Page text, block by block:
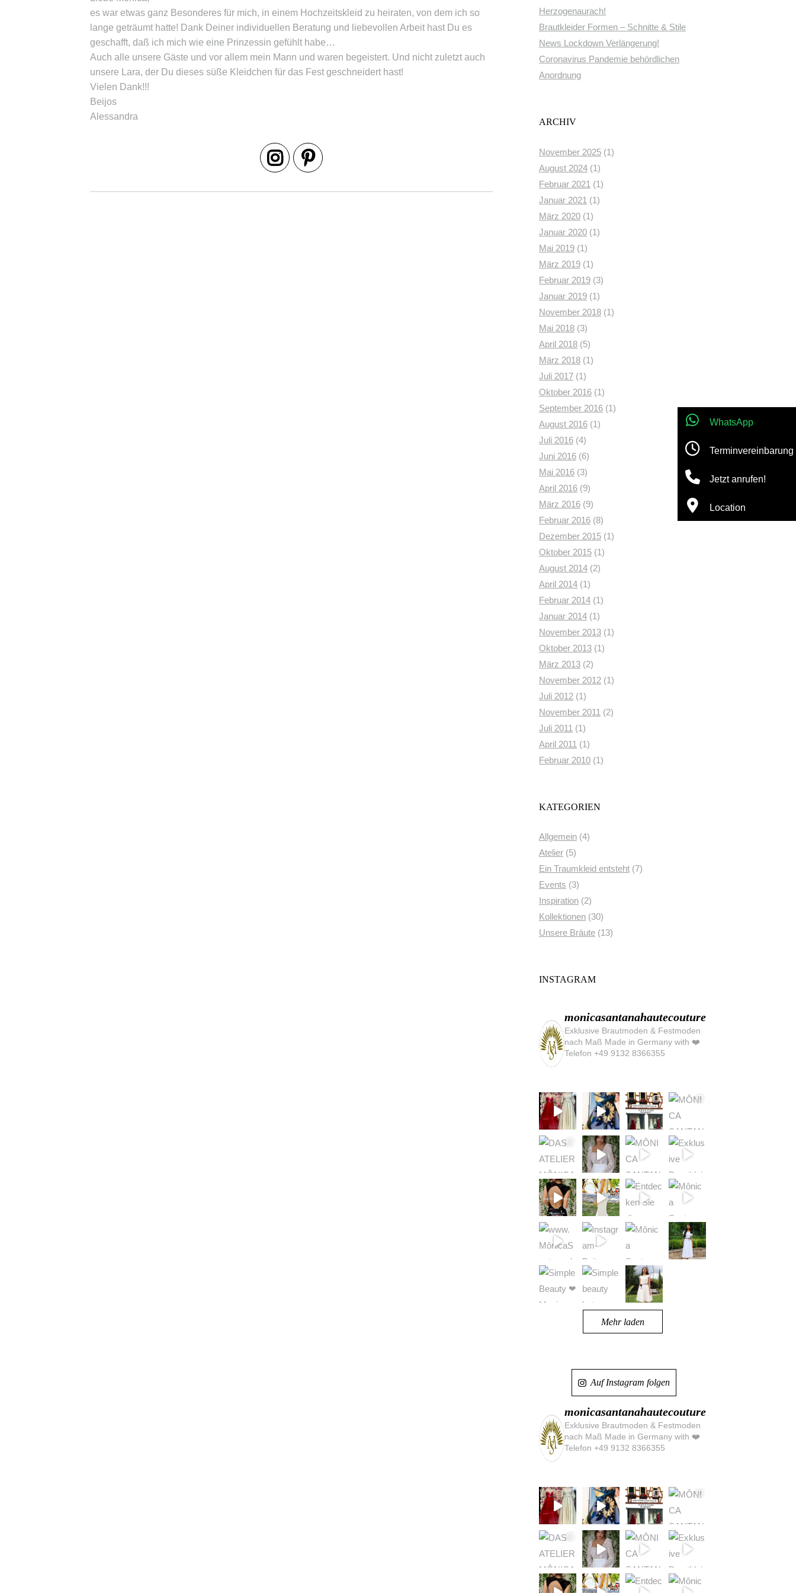
es war etwas ganz Besonderes für mich, in einem Hochzeitskleid zu heiraten, von dem ich so
lange geträumt hatte! Dank Deiner individuellen Beratung und liebevollen Arbeit hast Du es
geschafft, daß ich mich wie eine Prinzessin gefühlt habe…
Auch alle unsere Gäste und vor allem mein Mann und waren begeistert. Und nicht zuletzt auch
unsere Lara, der Du dieses süße Kleidchen für das Fest geschneidert hast!
Vielen Dank!!!
Beijos
Alessandra
Herzogenaurach!
Brautkleider Formen – Schnitte & Stile
News Lockdown Verlängerung!
Coronavirus Pandemie behördlichen
Anordnung
ARCHIV
November 2025 (1)
August 2024 (1)
Februar 2021 (1)
Januar 2021 (1)
März 2020 (1)
Januar 2020 (1)
Mai 2019 (1)
März 2019 (1)
Februar 2019 (3)
Januar 2019 (1)
November 2018 (1)
Mai 2018 (3)
April 2018 (5)
März 2018 (1)
Juli 2017 (1)
Oktober 2016 (1)
September 2016 (1)
August 2016 (1)
Juli 2016 (4)
Juni 2016 (6)
Mai 2016 (3)
April 2016 (9)
März 2016 (9)
Februar 2016 (8)
Dezember 2015 (1)
Oktober 2015 (1)
August 2014 (2)
April 2014 (1)
Februar 2014 (1)
Januar 2014 (1)
November 2013 (1)
Oktober 2013 (1)
März 2013 (2)
November 2012 (1)
Juli 2012 (1)
November 2011 (2)
Juli 2011 (1)
April 2011 (1)
Februar 2010 (1)
KATEGORIEN
Allgemein (4)
Atelier (5)
Ein Traumkleid entsteht (7)
Events (3)
Inspiration (2)
Kollektionen (30)
Unsere Bräute (13)
INSTAGRAM
monicasantanahautecouture
Exklusive Brautmoden & Festmoden
nach Maß Made in Germany with ❤️
Telefon +49 9132 8366355
Mehr laden
Auf Instagram folgen
monicasantanahautecouture
Exklusive Brautmoden & Festmoden
nach Maß Made in Germany with ❤️
Telefon +49 9132 8366355
WhatsApp
Terminvereinbarung
Jetzt anrufen!
Location